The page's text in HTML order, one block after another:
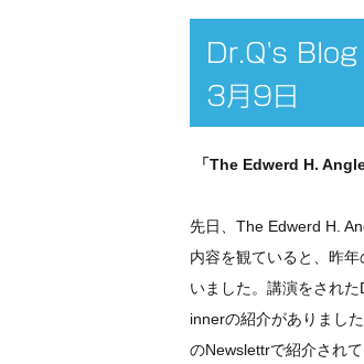
Dr.Q's Blog
3月9日
「The Edwerd H.
先日、 The Edwerd H.
内容を観ていると、昨
いました。講演をされ
innerの紹介がありまし
のNewslettrで紹介され